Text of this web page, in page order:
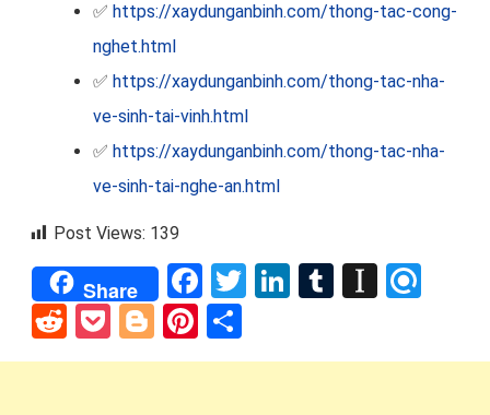
✅ https://xaydunganbinh.com/thong-tac-cong-
nghet.html
✅ https://xaydunganbinh.com/thong-tac-nha-
ve-sinh-tai-vinh.html
✅ https://xaydunganbinh.com/thong-tac-nha-
ve-sinh-tai-nghe-an.html
Post Views: 139
Share Facebook
TwitterLinkedIn
Tumblr
RedditPocket
BloggerPinterest